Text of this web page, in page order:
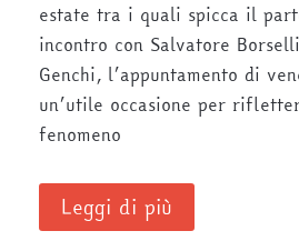
estate tra i quali spicca il
incontro con Salvatore
Genchi, l’appuntamento di
un’utile occasione per
fenomeno
Leggi di più